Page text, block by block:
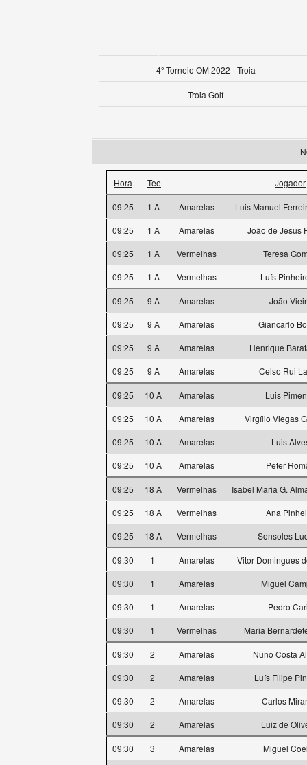
4º Torneio OM 2022 - Troia
Troia Golf
Hora Tee Jogador
09:25 1 A Amarelas
Luis Manuel
09:25
1 A Amarelas
João de Jesus
09:25
1 A Vermelhas
Teresa
09:25
1 A Vermelhas Luís
09:25 9 A Amarelas
João
09:25
9 A Amarelas
Giancarlo
09:25
9 A Amarelas
Henrique
09:25
9 A Amarelas Celso Rui
09:25 10 A Amarelas
Luis
09:25
10 A Amarelas
Virgílio Viegas
09:25
10 A Amarelas
Luis
09:25
10 A Amarelas Peter
09:25 18 A Vermelhas
Isabel Maria G.
09:25
18 A Vermelhas
Ana
09:25
18 A Vermelhas Sonsoles
09:30 1 Amarelas
Vitor Domingues
09:30
1 Amarelas
Miguel
09:30
1 Amarelas
Pedro
09:30
1 Vermelhas Maria
09:30 2 Amarelas
Nuno Costa
09:30
2 Amarelas
Luís Filipe
09:30
2 Amarelas
Carlos
09:30
2 Amarelas Luiz de
09:30 3 Amarelas
Miguel